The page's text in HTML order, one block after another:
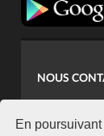
En
NOUS